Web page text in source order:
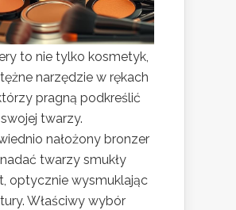
to nie tylko kosmetyk,
narzędzie w rękach
pragną podkreślić
twarzy.
nałożony bronzer
twarzy smukły
optycznie wysmuklając
Właściwy wybór